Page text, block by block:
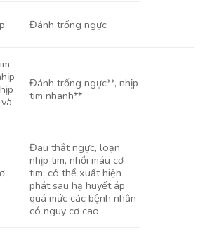
Đánh trống ngực
Đánh trống ngực**, nhịp
tim nhanh**
Đau thắt ngực, loạn
nhịp tim, nhồi máu cơ
tim, có thể xuất hiện
phát sau hạ huyết áp
quá mức các bệnh nhân
có nguy cơ cao